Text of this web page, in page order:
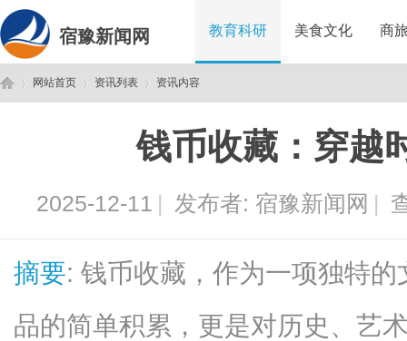
宿豫新闻网 教育科研 美食文化 商
网站首页 资讯列表 资讯内容
钱币收藏：穿越
2025-12-11 | 发布者: 宿豫新闻网 |
摘要: 钱币收藏，作为一项独特
品的简单积累，更是对历史、艺